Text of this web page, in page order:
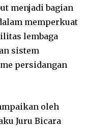
menjadi bagian
memperkuat
lembaga
sistem
persidangan
oleh
Juru Bicara